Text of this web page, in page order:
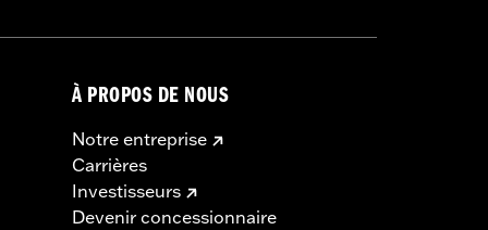
À PROPOS DE NOUS
Notre entreprise
Carrières
Investisseurs
Devenir concessionnaire